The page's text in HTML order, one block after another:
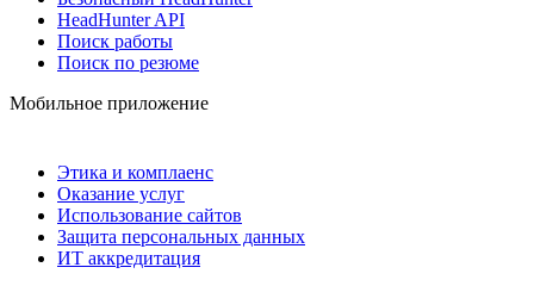
HeadHunter API
Поиск работы
Поиск по резюме
Мобильное приложение
Этика и комплаенс
Оказание услуг
Использование сайтов
Защита персональных данных
ИТ аккредитация